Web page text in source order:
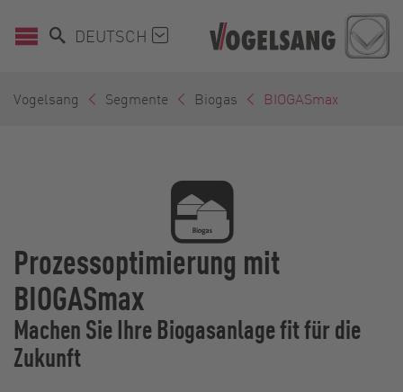
DEUTSCH
Vogelsang Segmente Biogas BIOGASmax
Prozessoptimierung mit
BIOGASmax
Machen Sie Ihre Biogasanlage fit für die
Zukunft